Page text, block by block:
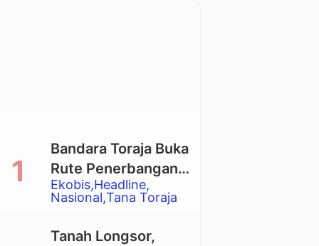
Ekobis Headline
Nasional Tana Toraja
Bandara Toraja Buka
Rute Penerbangan
Langsung Toraja-
Balikpapan
Tanah Longsor,